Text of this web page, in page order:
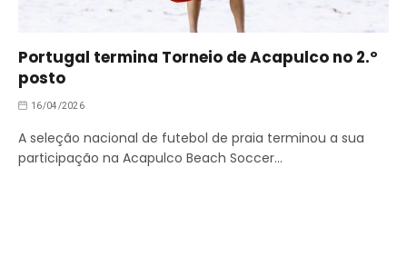
Portugal termina Torneio de Acapulco no 2.º
posto
16/04/2026
A seleção nacional de futebol de praia terminou a sua
participação na Acapulco Beach Soccer…